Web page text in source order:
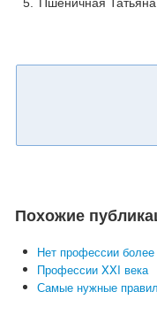
Похожие
Нет профессии
Профессии XXI века
Самые нужные